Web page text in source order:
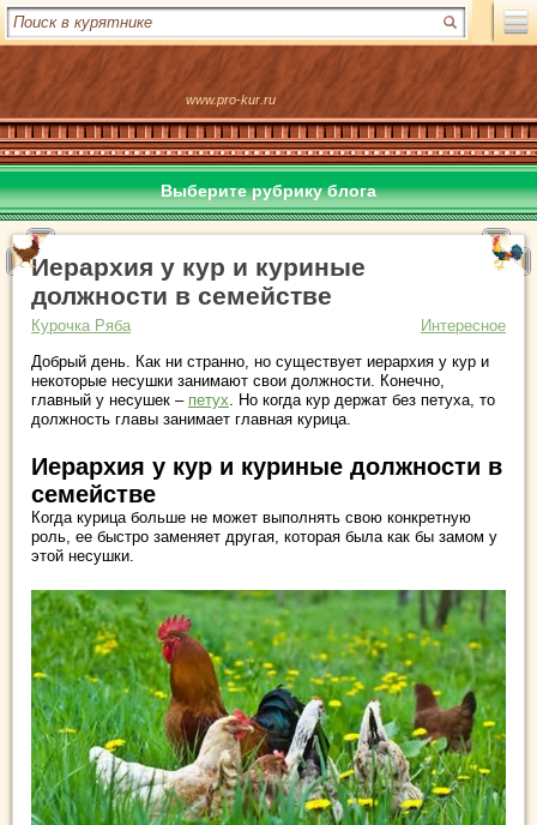
www.pro-kur.ru
Выберите рубрику блога
Иерархия у кур и куриные
должности в семействе
Курочка Ряба
Интересное
Добрый день. Как ни странно, но существует иерархия у кур и
некоторые несушки занимают свои должности. Конечно,
главный у несушек – петух. Но когда кур держат без петуха, то
должность главы занимает главная курица.
Иерархия у кур и куриные должности в
семействе
Когда курица больше не может выполнять свою конкретную
роль, ее быстро заменяет другая, которая была как бы замом у
этой несушки.